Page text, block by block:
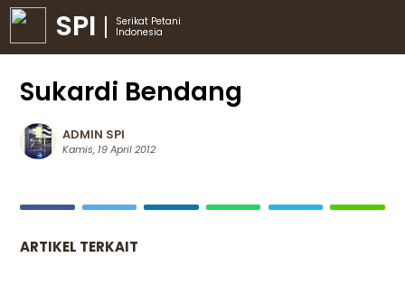
SPI
Serikat Petani
Indonesia
Sukardi Bendang
ADMIN SPI
Kamis, 19 April 2012
ARTIKEL TERKAIT